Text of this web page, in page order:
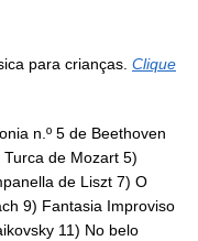
para crianças. Clique
n.º 5 de Beethoven
de Mozart 5)
de Liszt 7) O
9) Fantasia Improviso
11) No belo